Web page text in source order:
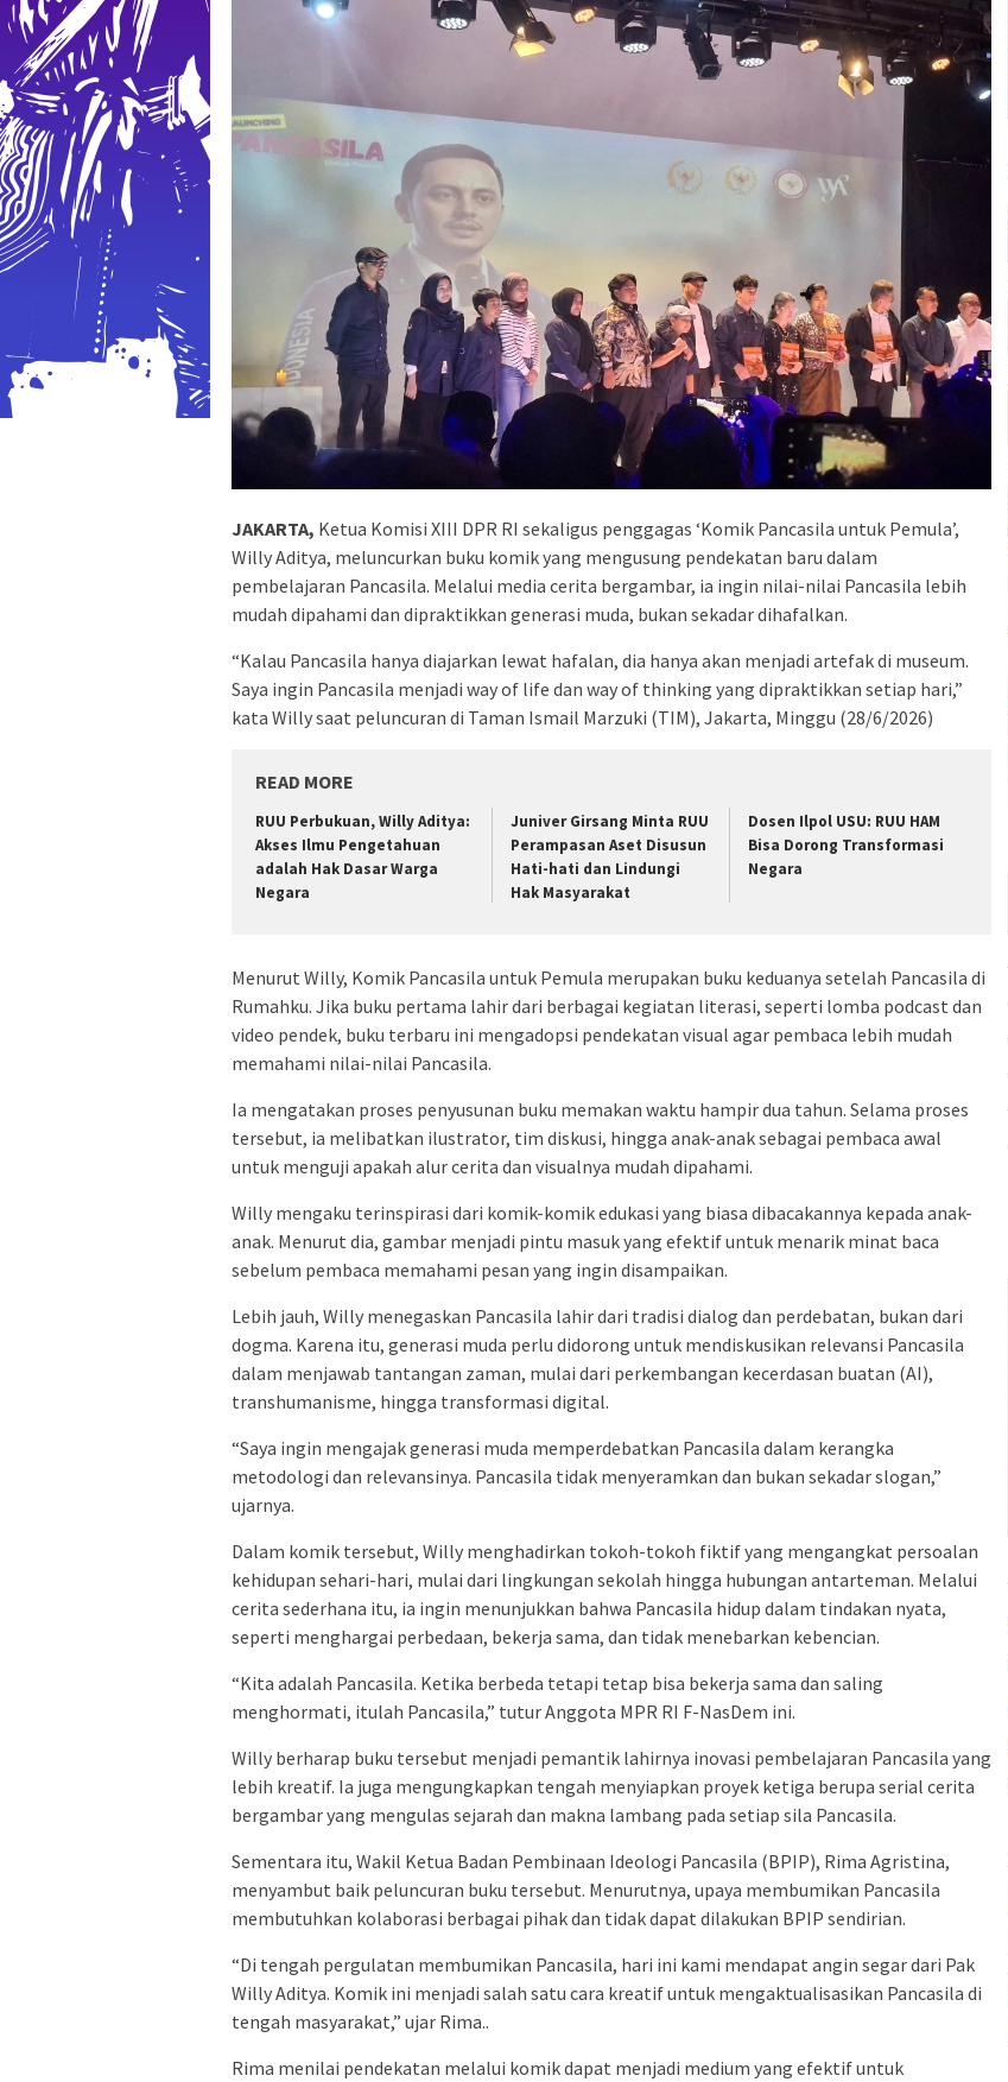
JAKARTA, Ketua Komisi XIII DPR RI sekaligus penggagas ‘Komik Pancasila untuk Pemula’,
Willy Aditya, meluncurkan buku komik yang mengusung pendekatan baru dalam
pembelajaran Pancasila. Melalui media cerita bergambar, ia ingin nilai-nilai Pancasila lebih
mudah dipahami dan dipraktikkan generasi muda, bukan sekadar dihafalkan.
“Kalau Pancasila hanya diajarkan lewat hafalan, dia hanya akan menjadi artefak di museum.
Saya ingin Pancasila menjadi way of life dan way of thinking yang dipraktikkan setiap hari,”
kata Willy saat peluncuran di Taman Ismail Marzuki (TIM), Jakarta, Minggu (28/6/2026)
READ MORE
RUU Perbukuan, Willy Aditya:
Akses Ilmu Pengetahuan
adalah Hak Dasar Warga
Negara
Juniver Girsang Minta RUU
Perampasan Aset Disusun
Hati-hati dan Lindungi
Hak Masyarakat
Dosen Ilpol USU: RUU HAM
Bisa Dorong Transformasi
Negara
Menurut Willy, Komik Pancasila untuk Pemula merupakan buku keduanya setelah Pancasila di
Rumahku. Jika buku pertama lahir dari berbagai kegiatan literasi, seperti lomba podcast dan
video pendek, buku terbaru ini mengadopsi pendekatan visual agar pembaca lebih mudah
memahami nilai-nilai Pancasila.
Ia mengatakan proses penyusunan buku memakan waktu hampir dua tahun. Selama proses
tersebut, ia melibatkan ilustrator, tim diskusi, hingga anak-anak sebagai pembaca awal
untuk menguji apakah alur cerita dan visualnya mudah dipahami.
Willy mengaku terinspirasi dari komik-komik edukasi yang biasa dibacakannya kepada anak-
anak. Menurut dia, gambar menjadi pintu masuk yang efektif untuk menarik minat baca
sebelum pembaca memahami pesan yang ingin disampaikan.
Lebih jauh, Willy menegaskan Pancasila lahir dari tradisi dialog dan perdebatan, bukan dari
dogma. Karena itu, generasi muda perlu didorong untuk mendiskusikan relevansi Pancasila
dalam menjawab tantangan zaman, mulai dari perkembangan kecerdasan buatan (AI),
transhumanisme, hingga transformasi digital.
“Saya ingin mengajak generasi muda memperdebatkan Pancasila dalam kerangka
metodologi dan relevansinya. Pancasila tidak menyeramkan dan bukan sekadar slogan,”
ujarnya.
Dalam komik tersebut, Willy menghadirkan tokoh-tokoh fiktif yang mengangkat persoalan
kehidupan sehari-hari, mulai dari lingkungan sekolah hingga hubungan antarteman. Melalui
cerita sederhana itu, ia ingin menunjukkan bahwa Pancasila hidup dalam tindakan nyata,
seperti menghargai perbedaan, bekerja sama, dan tidak menebarkan kebencian.
“Kita adalah Pancasila. Ketika berbeda tetapi tetap bisa bekerja sama dan saling
menghormati, itulah Pancasila,” tutur Anggota MPR RI F-NasDem ini.
Willy berharap buku tersebut menjadi pemantik lahirnya inovasi pembelajaran Pancasila yang
lebih kreatif. Ia juga mengungkapkan tengah menyiapkan proyek ketiga berupa serial cerita
bergambar yang mengulas sejarah dan makna lambang pada setiap sila Pancasila.
Sementara itu, Wakil Ketua Badan Pembinaan Ideologi Pancasila (BPIP), Rima Agristina,
menyambut baik peluncuran buku tersebut. Menurutnya, upaya membumikan Pancasila
membutuhkan kolaborasi berbagai pihak dan tidak dapat dilakukan BPIP sendirian.
“Di tengah pergulatan membumikan Pancasila, hari ini kami mendapat angin segar dari Pak
Willy Aditya. Komik ini menjadi salah satu cara kreatif untuk mengaktualisasikan Pancasila di
tengah masyarakat,” ujar Rima..
Rima menilai pendekatan melalui komik dapat menjadi medium yang efektif untuk